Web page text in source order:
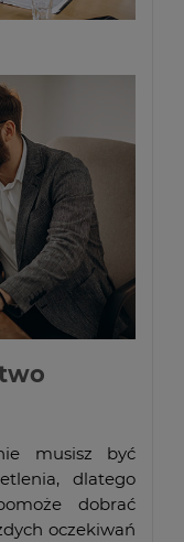
musisz być
dlatego
dobrać
oczekiwań